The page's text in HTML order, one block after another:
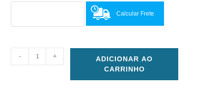
Calcular Frete
- +
ADICIONAR AO
CARRINHO